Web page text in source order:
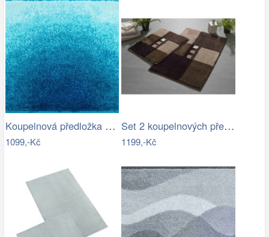
Koupelnová předložka SUNSHINE
1099,-Kč
Set 2 koupelnových předložek MERKUR
1199,-Kč